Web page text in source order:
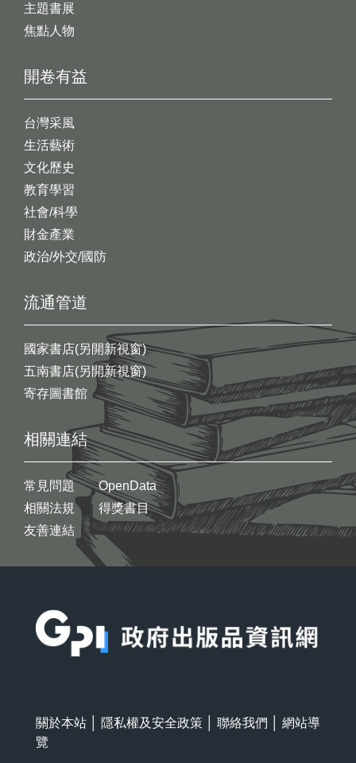
開卷有益
台灣采風
生活藝術
文化歷史
教育學習
社會/科學
財金產業
政治/外交/國防
主題書展
焦點人物
流通管道
國家書店(另開新視窗)
五南書店(另開新視窗)
寄存圖書館
相關連結
常見問題
相關法規
友善連結
OpenData
得獎書目
關於本站 隱私權及安全政策 聯絡我們
網站導
覽